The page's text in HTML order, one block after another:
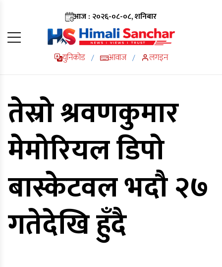
आज : २०२६-०८-०८, शनिबार
युनिकोड / आवाज / लगइन
तेस्रो श्रवणकुमार
मेमोरियल डिपो
बास्केटवल भदौ २७
गतेदेखि हुँदै